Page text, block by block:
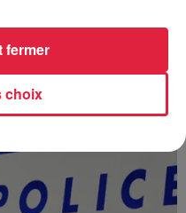
de Hoerdt ont vu de
Face aux
choix
fermer